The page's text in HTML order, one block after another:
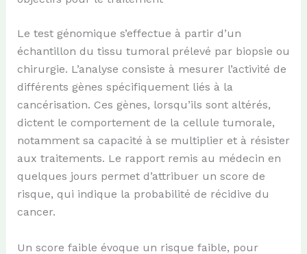
Le test génomique s’effectue à partir d’un
échantillon du tissu tumoral prélevé par biopsie ou
chirurgie. L’analyse consiste à mesurer l’activité de
différents gènes spécifiquement liés à la
cancérisation. Ces gènes, lorsqu’ils sont altérés,
dictent le comportement de la cellule tumorale,
notamment sa capacité à se multiplier et à résister
aux traitements. Le rapport remis au médecin en
quelques jours permet d’attribuer un score de
risque, qui indique la probabilité de récidive du
cancer.
Un score faible évoque un risque faible, pour